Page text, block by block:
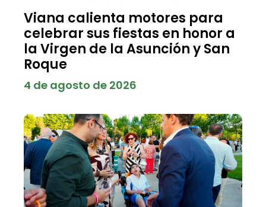
Viana calienta motores para
celebrar sus fiestas en honor a
la Virgen de la Asunción y San
Roque
4 de agosto de 2026